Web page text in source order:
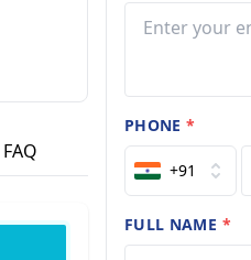
FAQ
PHONE*
+91
FULL NAME *